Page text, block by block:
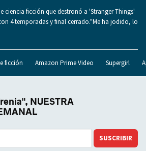
ciencia ficción que destronó a 'Stranger Things'
4 temporadas y final cerrado."Me ha jodido, lo
ficción Amazon Prime Video Supergirl
NUESTRA
SUSCRIBIR